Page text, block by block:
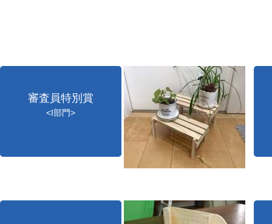
審査員特別賞
<I部門>